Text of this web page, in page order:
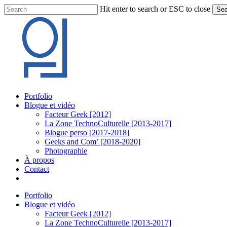
Skip
to
content
Hit enter to search or ESC to close
Search
Menu
Portfolio
Blogue et vidéo
Facteur Geek [2012]
La Zone TechnoCulturelle [2013-2017]
Blogue perso [2017-2018]
Geeks and Com’ [2018-2020]
Photographie
À propos
Contact
Portfolio
Blogue et vidéo
Facteur Geek [2012]
La Zone TechnoCulturelle [2013-2017]